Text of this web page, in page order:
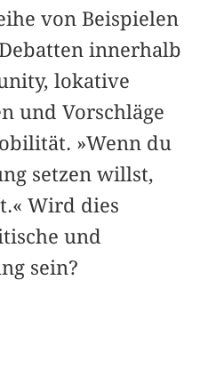
von Beispielen
innerhalb
lokative
und Vorschläge
»Wenn du
setzen willst,
Wird dies
und
sein?